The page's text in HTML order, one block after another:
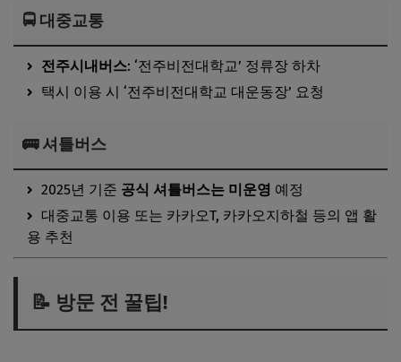
🚍 대중교통
전주시내버스: ‘전주비전대학교’ 정류장 하차
택시 이용 시 ‘전주비전대학교 대운동장’ 요청
🚌 셔틀버스
2025년 기준 공식 셔틀버스는 미운영 예정
대중교통 이용 또는 카카오T, 카카오지하철 등의 앱 활
용 추천
📝 방문 전 꿀팁!